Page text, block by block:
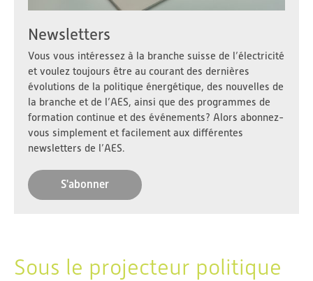
Newsletters
Vous vous intéressez à la branche suisse de l’électricité
et voulez toujours être au courant des dernières
évolutions de la politique énergétique, des nouvelles de
la branche et de l’AES, ainsi que des programmes de
formation continue et des événements? Alors abonnez-
vous simplement et facilement aux différentes
newsletters de l’AES.
S'abonner
Sous le projecteur politique